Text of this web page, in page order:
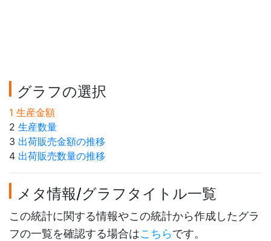
グラフの選択
1 生産金額
2 生産数量
3 出荷販売金額の推移
4 出荷販売数量の推移
メタ情報/グラフタイトル一覧
この統計に関する情報やこの統計から作成したグラ
フの一覧を確認する場合はこちらです。